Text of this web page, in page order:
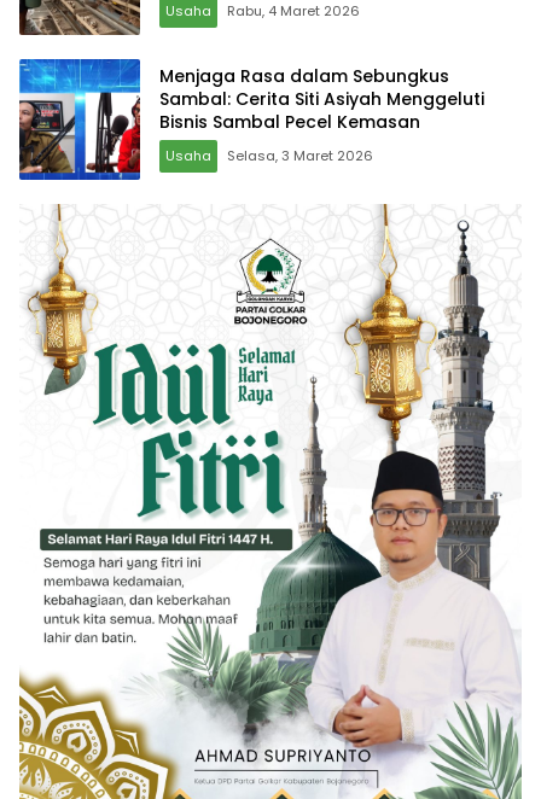
Usaha Rabu, 4 Maret 2026
Menjaga Rasa dalam Sebungkus
Sambal: Cerita Siti Asiyah Menggeluti
Bisnis Sambal Pecel Kemasan
Usaha Selasa, 3 Maret 2026